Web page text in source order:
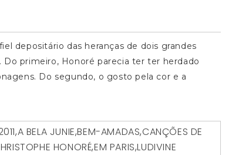
depositário das heranças de dois grandes
Do primeiro, Honoré parecia ter ter herdado
Do segundo, o gosto pela cor e a
,A BELA JUNIE,BEM-AMADAS,CANÇÕES DE
HONORÉ,EM PARIS,LUDIVINE